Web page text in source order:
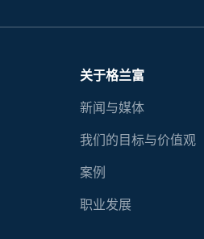
关于格兰富
新闻与媒体
我们的目标与价值观
案例
职业发展